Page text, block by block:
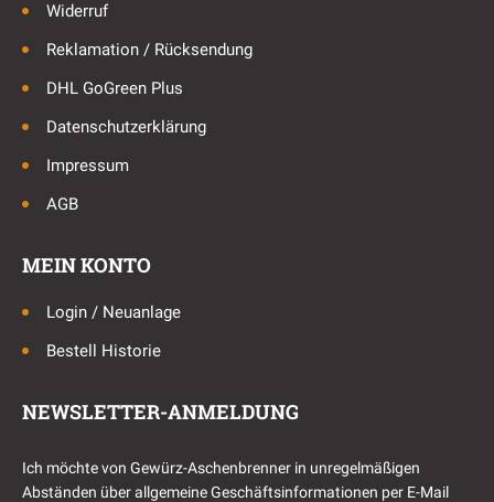
Widerruf
Reklamation / Rücksendung
DHL GoGreen Plus
Datenschutzerklärung
Impressum
AGB
MEIN KONTO
Login / Neuanlage
Bestell Historie
NEWSLETTER-ANMELDUNG
Ich möchte von Gewürz-Aschenbrenner in unregelmäßigen
Abständen über allgemeine Geschäftsinformationen per E-Mail